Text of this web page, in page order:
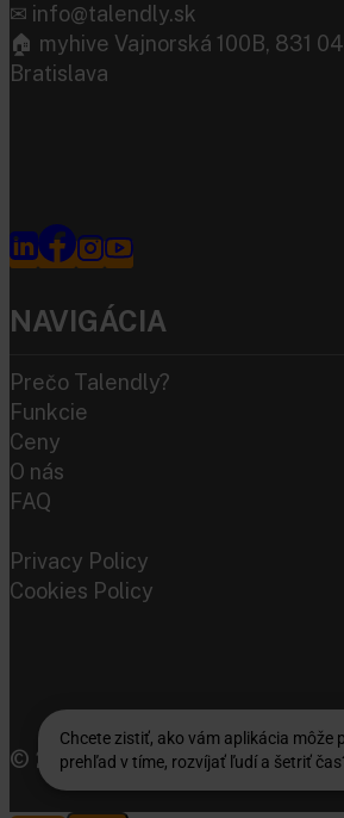
✉ info@talendly.sk
🏠︎ myhive Vajnorská 100B, 831 04
Bratislava
NAVIGÁCIA
Prečo Talendly?
Funkcie
Ceny
O nás
FAQ
Privacy Policy
Cookies Policy
© 2026 TALENDLY.SK